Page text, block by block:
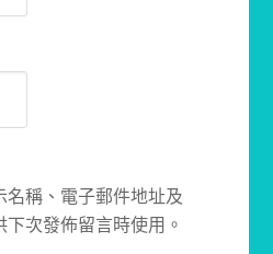
名稱、電子郵件地址及
次發佈留言時使用。